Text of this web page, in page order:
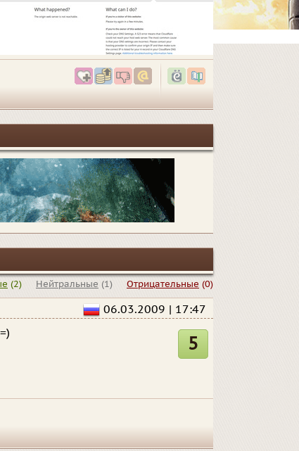
Отрицательные (0)
Нейтральные (1)
(2)
06.03.2009 | 17:47
5